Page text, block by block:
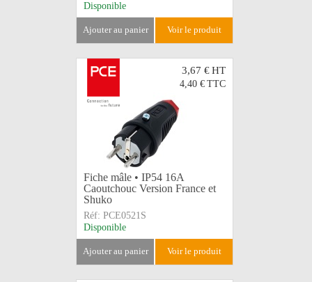
Disponible
ajouter au panier voir le produit
3,67 €HT
4,40 € TTC
Fiche mâle • IP54 16A
Caoutchouc Version France et
Shuko
Réf: PCE0521S
Disponible
ajouter au panier voir le produit